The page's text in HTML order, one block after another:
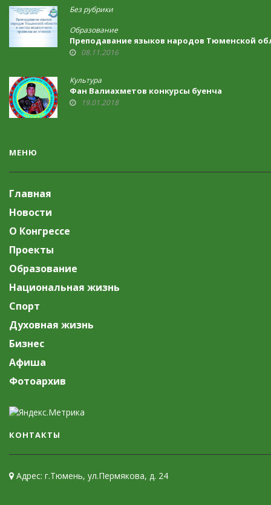
Без рубрики
,
Образование
Преподавание языков народов Тюменской
08.11.2016
Культура
Фан Валиахметов конкурсы буенча
19.01.2018
МЕНЮ
Главная
Новости
О Конгрессе
Проекты
Образование
Национальная жизнь
Спорт
Духовная жизнь
Бизнес
Афиша
Фотоархив
КОНТАКТЫ
Адрес: г.Тюмень, ул.Пермякова, д. 24